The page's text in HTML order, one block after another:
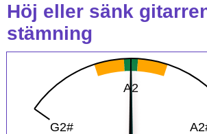
Höj eller sänk
stämning